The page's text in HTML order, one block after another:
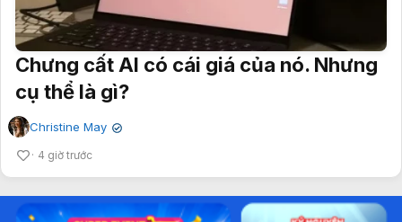
Chưng cất AI có cái giá của nó. Nhưng
cụ thể là gì?
Christine May ✔
4 giờ trước